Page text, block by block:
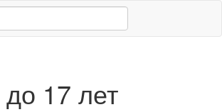
17 лет